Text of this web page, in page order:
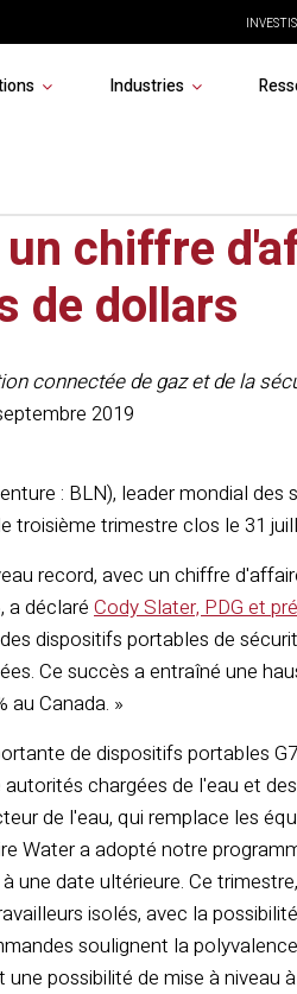
Industries
chiffre
de dollars
connectée de gaz et de la
2019
: BLN), leader mondial
troisième trimestre clos le 31
record, avec un chiffre
a déclaréCody Slater, PDG et
dispositifs portables de
Ce succès a entraîné une
au Canada. »
de dispositifs portables
chargées de l'eau et
de l'eau, qui remplace les
Water a adopté notre
une date ultérieure. Ce
isolés, avec la
soulignent la
possibilité de mise à niveau